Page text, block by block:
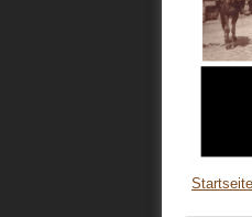
Startseite